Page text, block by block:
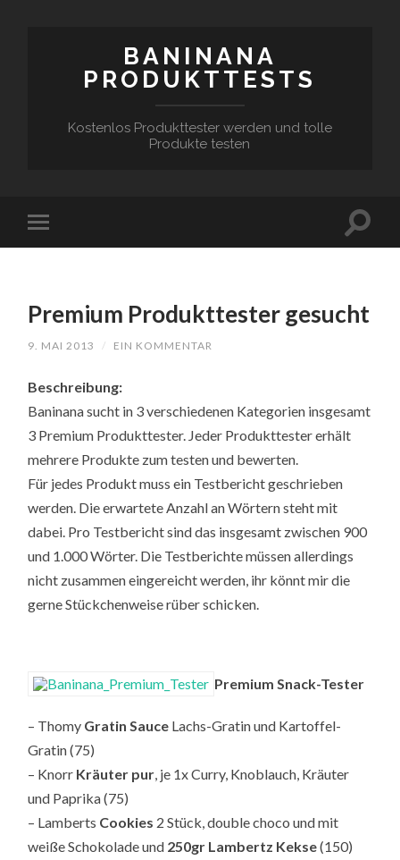
BANINANA
PRODUKTTESTS
Kostenlos Produkttester werden und tolle
Produkte testen
Premium Produkttester gesucht
9. MAI 2013 / EIN KOMMENTAR
Beschreibung:
Baninana sucht in 3 verschiedenen Kategorien insgesamt
3 Premium Produkttester. Jeder Produkttester erhält
mehrere Produkte zum testen und bewerten.
Für jedes Produkt muss ein Testbericht geschrieben
werden. Die erwartete Anzahl an Wörtern steht mit
dabei. Pro Testbericht sind das insgesamt zwischen 900
und 1.000 Wörter. Die Testberichte müssen allerdings
nicht zusammen eingereicht werden, ihr könnt mir die
gerne Stückchenweise rüber schicken.
Premium Snack-Tester
– Thomy Gratin Sauce Lachs-Gratin und Kartoffel-
Gratin (75)
– Knorr Kräuter pur, je 1x Curry, Knoblauch, Kräuter
und Paprika (75)
– Lamberts Cookies 2 Stück, double choco und mit
weiße Schokolade und 250gr Lambertz Kekse(150)